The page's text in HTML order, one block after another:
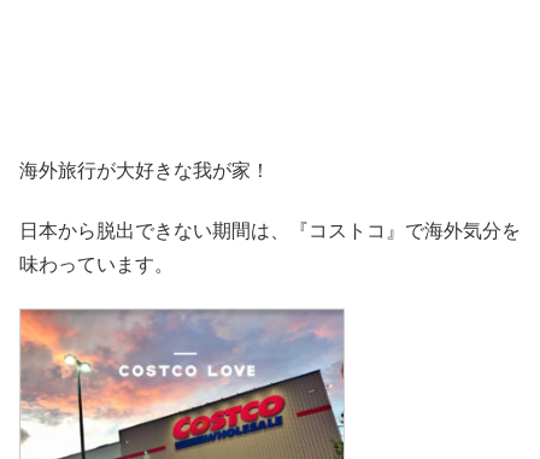
海外旅行が大好きな我が家！
日本から脱出できない期間は、『コストコ』 で海外気分を
味わっています。